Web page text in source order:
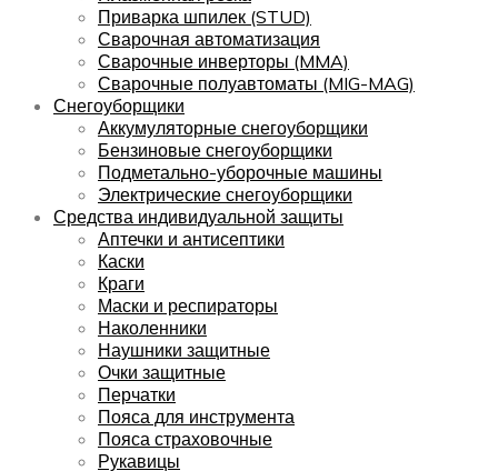
Приварка шпилек (STUD)
Сварочная автоматизация
Сварочные инверторы (MMA)
Сварочные полуавтоматы (MIG-MAG)
Снегоуборщики
Аккумуляторные снегоуборщики
Бензиновые снегоуборщики
Подметально-уборочные машины
Электрические снегоуборщики
Средства индивидуальной защиты
Аптечки и антисептики
Каски
Краги
Маски и респираторы
Наколенники
Наушники защитные
Очки защитные
Перчатки
Пояса для инструмента
Пояса страховочные
Рукавицы